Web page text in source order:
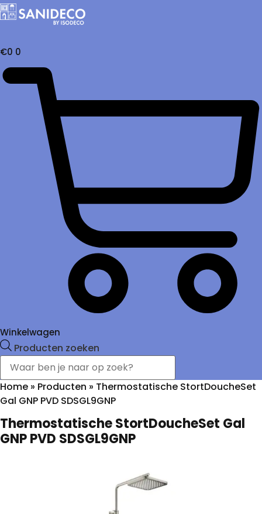
€0 0
Winkelwagen
Producten zoeken
Home » Producten » Thermostatische StortDoucheSet
Gal GNP PVD SDSGL9GNP
Thermostatische StortDoucheSet Gal
GNP PVD SDSGL9GNP